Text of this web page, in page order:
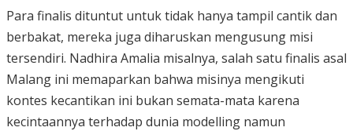
Para finalis dituntut untuk tidak hanya tampil cantik dan
berbakat, mereka juga diharuskan mengusung misi
tersendiri. Nadhira Amalia misalnya, salah satu finalis asal
Malang ini memaparkan bahwa misinya mengikuti
kontes kecantikan ini bukan semata-mata karena
kecintaannya terhadap dunia modelling namun